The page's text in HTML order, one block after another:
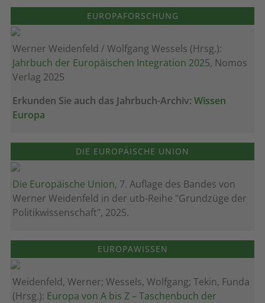
EUROPAFORSCHUNG
Werner Weidenfeld / Wolfgang Wessels (Hrsg.):
Jahrbuch der Europäischen Integration 2025, Nomos
Verlag 2025
Erkunden Sie auch das Jahrbuch-Archiv: Wissen
Europa
DIE EUROPÄISCHE UNION
Die Europäische Union, 7. Auflage des Bandes von
Werner Weidenfeld in der utb-Reihe "Grundzüge der
Politikwissenschaft", 2025.
EUROPAWISSEN
Weidenfeld, Werner; Wessels, Wolfgang; Tekin, Funda
(Hrsg.): Europa von A bis Z – Taschenbuch der